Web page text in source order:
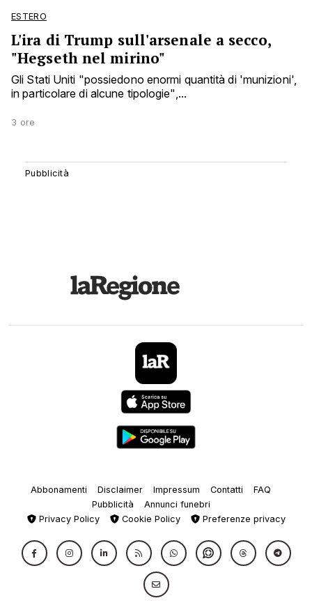
ESTERO
L'ira di Trump sull'arsenale a secco,
"Hegseth nel mirino"
Gli Stati Uniti "possiedono enormi quantità di 'munizioni',
in particolare di alcune tipologie",...
3 ore
Abbonamenti Disclaimer Impressum Contatti
FAQ
Pubblicità
Annunci funebri
Privacy Policy
Cookie Policy Preferenze privacy